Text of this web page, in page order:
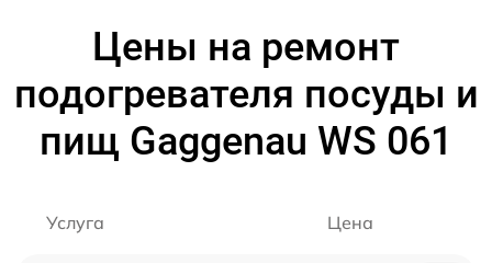
Цены на ремонт
подогревателя посуды и
пищ Gaggenau WS 061
Услуга Цена